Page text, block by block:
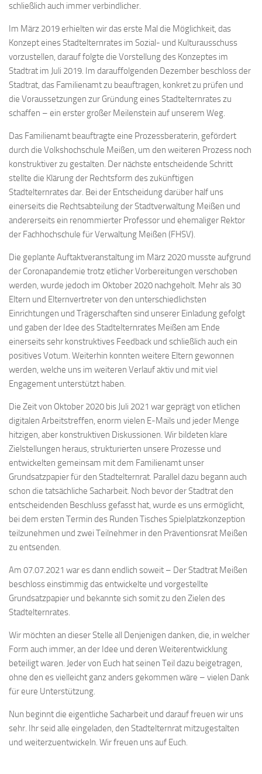
schließlich auch immer verbindlicher.
Im März 2019 erhielten wir das erste Mal die Möglichkeit, das
Konzept eines Stadtelternrates im Sozial- und Kulturausschuss
vorzustellen, darauf folgte die Vorstellung des Konzeptes im
Stadtrat im Juli 2019. Im darauffolgenden Dezember beschloss der
Stadtrat, das Familienamt zu beauftragen, konkret zu prüfen und
die Voraussetzungen zur Gründung eines Stadtelternrates zu
schaffen – ein erster großer Meilenstein auf unserem Weg.
Das Familienamt beauftragte eine Prozessberaterin, gefördert
durch die Volkshochschule Meißen, um den weiteren Prozess noch
konstruktiver zu gestalten. Der nächste entscheidende Schritt
stellte die Klärung der Rechtsform des zukünftigen
Stadtelternrates dar. Bei der Entscheidung darüber half uns
einerseits die Rechtsabteilung der Stadtverwaltung Meißen und
andererseits ein renommierter Professor und ehemaliger Rektor
der Fachhochschule für Verwaltung Meißen (FHSV).
Die geplante Auftaktveranstaltung im März 2020 musste aufgrund
der Coronapandemie trotz etlicher Vorbereitungen verschoben
werden, wurde jedoch im Oktober 2020 nachgeholt. Mehr als 30
Eltern und Elternvertreter von den unterschiedlichsten
Einrichtungen und Trägerschaften sind unserer Einladung gefolgt
und gaben der Idee des Stadtelternrates Meißen am Ende
einerseits sehr konstruktives Feedback und schließlich auch ein
positives Votum. Weiterhin konnten weitere Eltern gewonnen
werden, welche uns im weiteren Verlauf aktiv und mit viel
Engagement unterstützt haben.
Die Zeit von Oktober 2020 bis Juli 2021 war geprägt von etlichen
digitalen Arbeitstreffen, enorm vielen E-Mails und jeder Menge
hitzigen, aber konstruktiven Diskussionen. Wir bildeten klare
Zielstellungen heraus, strukturierten unsere Prozesse und
entwickelten gemeinsam mit dem Familienamt unser
Grundsatzpapier für den Stadtelternrat. Parallel dazu begann auch
schon die tatsächliche Sacharbeit. Noch bevor der Stadtrat den
entscheidenden Beschluss gefasst hat, wurde es uns ermöglicht,
bei dem ersten Termin des Runden Tisches Spielplatzkonzeption
teilzunehmen und zwei Teilnehmer in den Präventionsrat Meißen
zu entsenden.
Am 07.07.2021 war es dann endlich soweit – Der Stadtrat Meißen
beschloss einstimmig das entwickelte und vorgestellte
Grundsatzpapier und bekannte sich somit zu den Zielen des
Stadtelternrates.
Wir möchten an dieser Stelle all Denjenigen danken, die, in welcher
Form auch immer, an der Idee und deren Weiterentwicklung
beteiligt waren. Jeder von Euch hat seinen Teil dazu beigetragen,
ohne den es vielleicht ganz anders gekommen wäre – vielen Dank
für eure Unterstützung.
Nun beginnt die eigentliche Sacharbeit und darauf freuen wir uns
sehr. Ihr seid alle eingeladen, den Stadtelternrat mitzugestalten
und weiterzuentwickeln. Wir freuen uns auf Euch.